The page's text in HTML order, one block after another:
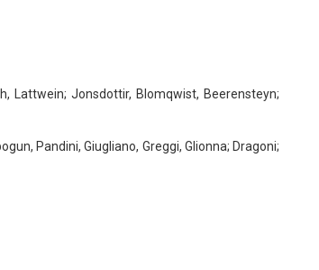
Lattwein; Jonsdottir, Blomqwist, Beerensteyn;
Pandini, Giugliano, Greggi, Glionna; Dragoni;